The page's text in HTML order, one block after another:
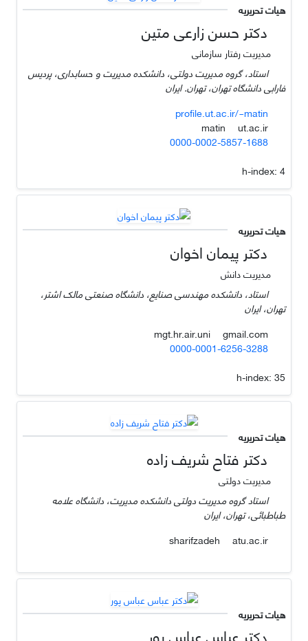
هیات تحریریه
دکتر حسن زارعی متین
مدیریت رفتار سازمانی
استاد، گروه مدیریت دولتی، دانشکده مدیریت و حسابداری، پردیس
فارابی دانشگاه تهران، تهران. ایران
profile.ut.ac.ir/~matin
matin
ut.ac.ir
0000-0002-5857-1688
h-index: 4
هیات تحریریه
دکتر پیمان اخوان
مدیریت دانش
استاد، دانشکده مهندسی صنایع، دانشگاه صنعتی مالک اشتر،
تهران، ایران
gmail.com
0000-0001-6256-3288
h-index: 35
هیات تحریریه
دکتر فتاح شریف زاده
مدیریت دولتی
استاد گروه مدیریت دولتی دانشکده مدیریت، دانشگاه علامه
طباطبائی، تهران، ایران
sharifzadeh
atu.ac.ir
هیات تحریریه
دکتر عباس عباس پور